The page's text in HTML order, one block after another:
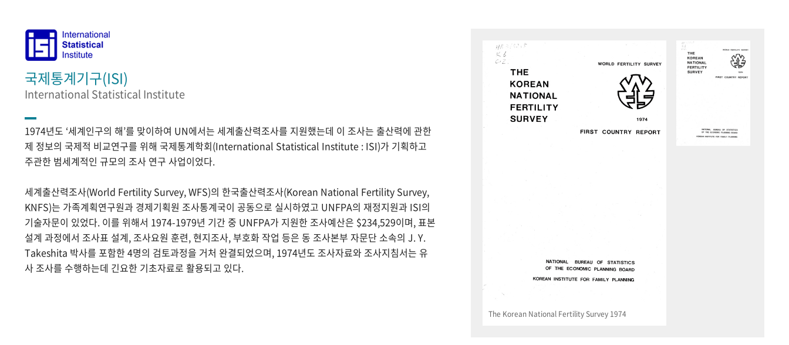
국제통계기구(ISI)
International Statistical Institute
1974년도 ‘세계인구의 해’를 맞이하여 UN에서는 세계출산력조사를 지원했는데 이 조사는 출산력에 관한
제 정보의 국제적 비교연구를 위해 국제통계학회(International Statistical Institute : ISI)가 기획하고
주관한 범세계적인 규모의 조사 연구 사업이었다.
세계출산력조사(World Fertility Survey, WFS)의 한국출산력조사(Korean National Fertility Survey,
KNFS)는 가족계획연구원과 경제기획원 조사통계국이 공동으로 실시하였고 UNFPA의 재정지원과 ISI의
기술자문이 있었다. 이를 위해서 1974-1979년 기간 중 UNFPA가 지원한 조사예산은 $234,529이며, 표본
설계 과정에서 조사표 설계, 조사요원 훈련, 현지조사, 부호화 작업 등은 동 조사본부 자문단 소속의 J. Y.
Takeshita 박사를 포함한 4명의 검토과정을 거처 완결되었으며, 1974년도 조사자료와 조사지침서는 유
사 조사를 수행하는데 긴요한 기초자료로 활용되고 있다.
The Korean National Fertility Survey 1974